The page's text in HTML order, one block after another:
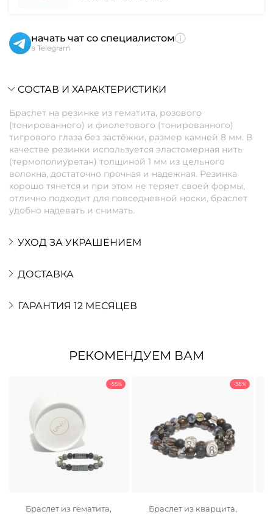
начать чат со специалистом
в Telegram
СОСТАВ И ХАРАКТЕРИСТИКИ
Браслет на резинке из гематита, розового
(тонированного) и фиолетового (тонированного)
тигрового глаза без застёжки, размер камней 8 мм. В
качестве резинки используется эластомерная нить
(термополиуретан) толщиной 1 мм из цельного
волокна, достаточно прочная и надежная. Резинка
хорошо тянется и при этом не теряет своей формы,
отлично подходит для повседневной носки, браслет
удобно надевать и снимать.
УХОД ЗА УКРАШЕНИЕМ
ДОСТАВКА
ГАРАНТИЯ 12 МЕСЯЦЕВ
РЕКОМЕНДУЕМ ВАМ
-55%
Браслет из гематита,
-38%
Браслет из кварцита,